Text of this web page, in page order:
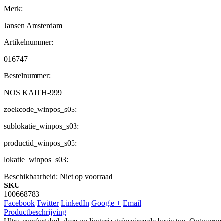
Merk:
Jansen Amsterdam
Artikelnummer:
016747
Bestelnummer:
NOS KAITH-999
zoekcode_winpos_s03:
sublokatie_winpos_s03:
productid_winpos_s03:
lokatie_winpos_s03:
Beschikbaarheid: Niet op voorraad
SKU
100668783
Facebook Twitter LinkedIn Google + Email
Productbeschrijving